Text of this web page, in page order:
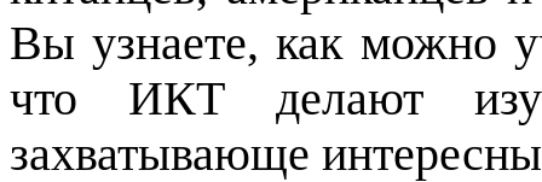
Вы узнаете, как можно
что ИКТ делают
захватывающе